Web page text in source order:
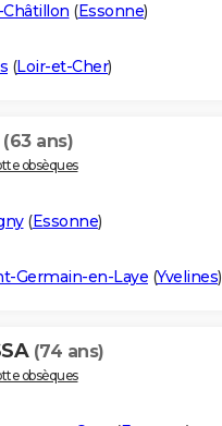
Châtillon (Essonne)
(Loir-et-Cher)
(63 ans)
obsèques
(Essonne)
Germain-en-Laye (Yvelines)
(74 ans)
obsèques